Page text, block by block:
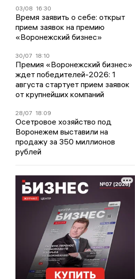
03/08 16:30
Время заявить о себе: открыт
прием заявок на премию
«Воронежский бизнес»
30/07 18:10
Премия «Воронежский бизнес»
ждет победителей-2026: 1
августа стартует прием заявок
от крупнейших компаний
28/07 18:09
Осетровое хозяйство под
Воронежем выставили на
продажу за 350 миллионов
рублей